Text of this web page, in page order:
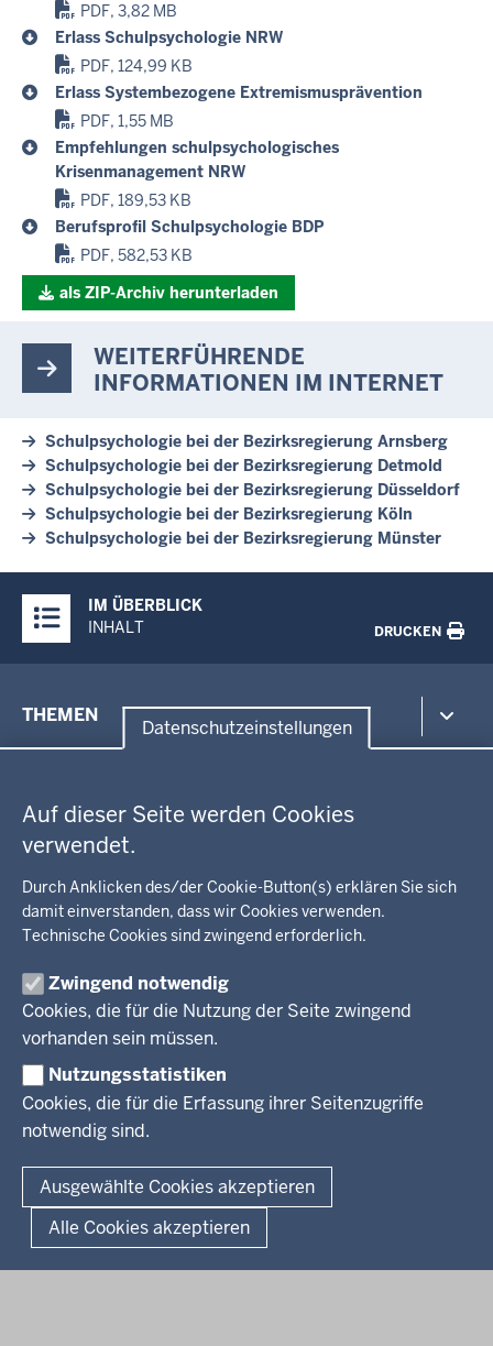
Datenschutzeinstellungen
Auf dieser Seite werden Cookies
verwendet.
Durch Anklicken des/der Cookie-Button(s) erklären Sie sich
damit einverstanden, dass wir Cookies verwenden.
Technische Cookies sind zwingend erforderlich.
Zwingend notwendig
Cookies, die für die Nutzung der Seite zwingend
vorhanden sein müssen.
Nutzungsstatistiken
Cookies, die für die Erfassung ihrer Seitenzugriffe
notwendig sind.
Ausgewählte Cookies akzeptieren
Alle Cookies akzeptieren
PDF, 3,82 MB
Erlass Schulpsychologie NRW
PDF, 124,99 KB
Erlass Systembezogene Extremismusprävention
PDF, 1,55 MB
Empfehlungen schulpsychologisches
Krisenmanagement NRW
PDF, 189,53 KB
Berufsprofil Schulpsychologie BDP
PDF, 582,53 KB
als ZIP-Archiv herunterladen
WEITERFÜHRENDE
INFORMATIONEN IM INTERNET
Schulpsychologie bei der Bezirksregierung Arnsberg
Schulpsychologie bei der Bezirksregierung Detmold
Schulpsychologie bei der Bezirksregierung Düsseldorf
Schulpsychologie bei der Bezirksregierung Köln
Schulpsychologie bei der Bezirksregierung Münster
Inhalte
IM ÜBERBLICK
INHALT
DRUCKEN
der
THEMEN
Kommunalaufsicht, Planung, Verkehr
Energie, Bergbau
Recht, Ordnung
Integration, Migration
Behördenleitung
Regierungsbezirk
KARRIERE
Stellenausschreibungen
Pressestelle
Social Media
BEKANNTMACHUNGEN
Amtsblatt
© 2026 Bezirksregierung Arnsberg
Fußzeile
Impressum Datenschutz Barrierefreiheit
Kurzlink zu dieser Seite